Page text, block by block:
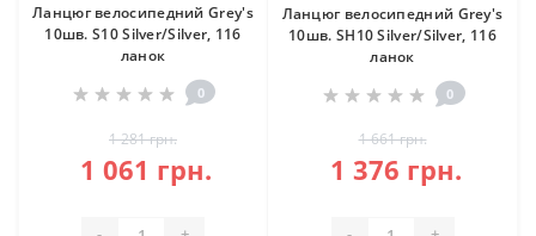
Ланцюг велосипедний Grey's
10шв. S10 Silver/Silver, 116
ланок
0
1 281 грн.
1 061 грн.
Ланцюг велосипедний Grey's
10шв. SH10 Silver/Silver, 116
ланок
0
1 661 грн.
1 376 грн.